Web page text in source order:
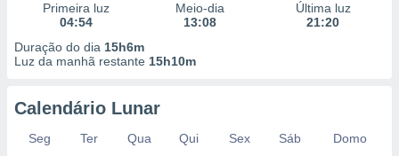
Primeira luz
04:54
Meio-dia
13:08
Última luz
21:20
Duração do dia 15h6m
Luz da manhã restante 15h10m
Calendário Lunar
Seg Ter Qua Qui Sex Sáb
Domo